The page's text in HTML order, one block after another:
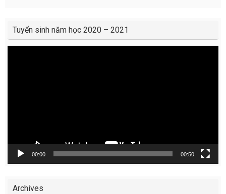
Tuyển sinh năm học 2020 – 2021
00:00 00:50
Archives